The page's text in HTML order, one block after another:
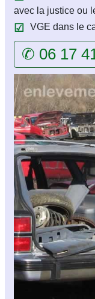
avec la justice ou
VGE dans le
✆ 06 17